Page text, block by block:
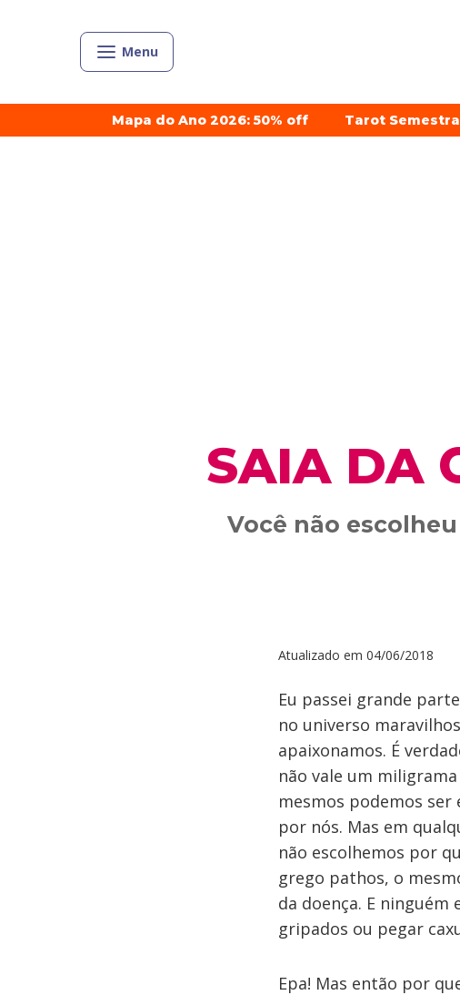
Menu
Mapa do Ano 2026: 50% off Tarot
SAIA DA
Você não
Atualizado em 04/06/2018
Eu passei grande
no universo
apaixonamos. É
não vale um
mesmos podemos
por nós. Mas em
não escolhemos por
grego pathos, o
da doença. E
gripados ou pegar
Epa! Mas então por